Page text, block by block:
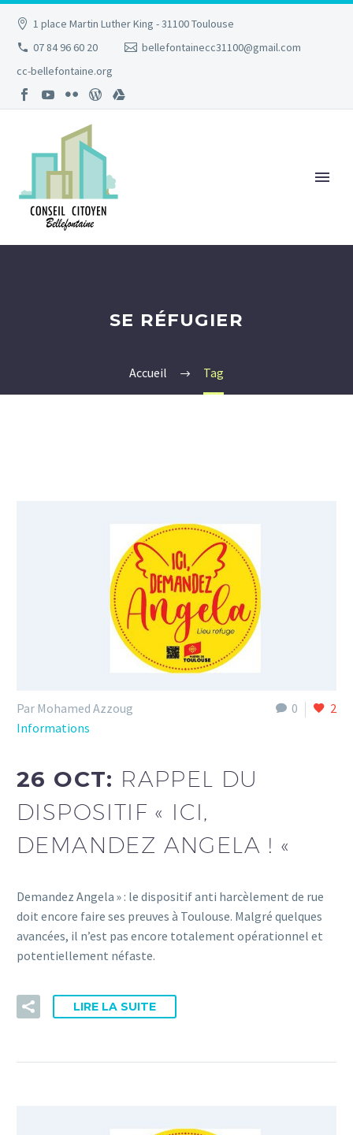
1 place Martin Luther King - 31100 Toulouse
07 84 96 60 20
bellefontainecc31100@gmail.com
cc-bellefontaine.org
SE RÉFUGIER
Accueil Tag
0 2
Par Mohamed Azzoug
Informations
26 OCT: RAPPEL DU
DISPOSITIF « ICI,
DEMANDEZ ANGELA ! «
Demandez Angela » : le dispositif anti harcèlement de rue
doit encore faire ses preuves à Toulouse. Malgré quelques
avancées, il n’est pas encore totalement opérationnel et
potentiellement néfaste.
LIRE LA SUITE